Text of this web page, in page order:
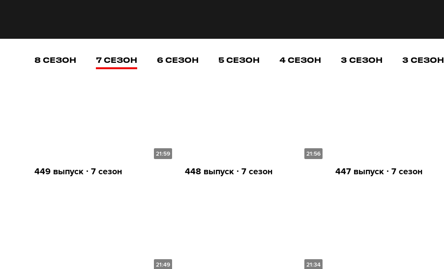
8 СЕЗОН 7 СЕЗОН 6 СЕЗОН 5 СЕЗОН 4 СЕЗОН 3 СЕЗОН 3 СЕЗОН
21:59
449 выпуск ∙ 7 сезон
21:56
448 выпуск ∙ 7 сезон 447 выпуск ∙ 7 сезон
21:49 21:34